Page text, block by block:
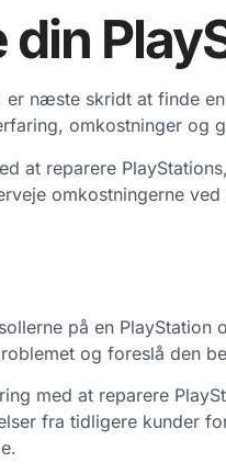
næste skridt at finde
omkostninger og
at reparere
omkostningerne
på en PlayStation
og foreslå den
med at reparere
fra tidligere kunder